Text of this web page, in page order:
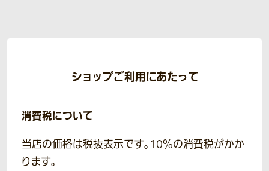
ショップご利用にあたって
消費税について
当店の価格は税抜表示です。10％の消費税がかか
ります。